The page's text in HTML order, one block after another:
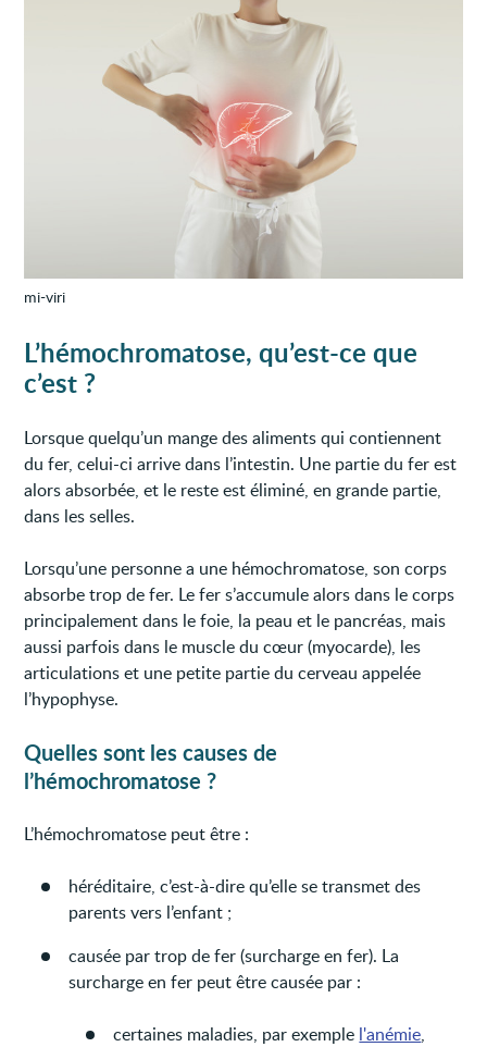
mi-viri
L’hémochromatose, qu’est-ce que
c’est ?
Lorsque quelqu’un mange des aliments qui contiennent
du fer, celui-ci arrive dans l’intestin. Une partie du fer est
alors absorbée, et le reste est éliminé, en grande partie,
dans les selles.
Lorsqu’une personne a une hémochromatose, son corps
absorbe trop de fer. Le fer s’accumule alors dans le corps
principalement dans le foie, la peau et le pancréas, mais
aussi parfois dans le muscle du cœur (myocarde), les
articulations et une petite partie du cerveau appelée
l’hypophyse.
Quelles sont les causes de
l’hémochromatose ?
L’hémochromatose peut être :
héréditaire, c’est-à-dire qu’elle se transmet des
parents vers l’enfant ;
causée par trop de fer (surcharge en fer). La
surcharge en fer peut être causée par :
certaines maladies, par exemple l'anémie,